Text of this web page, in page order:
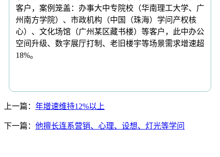
客户，案例笼盖：办事大中专院校（华南理工大学、广
州南方学院）、市政机构（中国（珠海）学问产权核
心）、文化场馆（广州某区藏书楼）等客户，此中办公
空间升级、数字展厅打制、老旧楼宇等场景需求增速超
18%。
上一篇： 年增速维持12%以上
下一篇： 他擅长连系营销、心理、设想、灯光等学问